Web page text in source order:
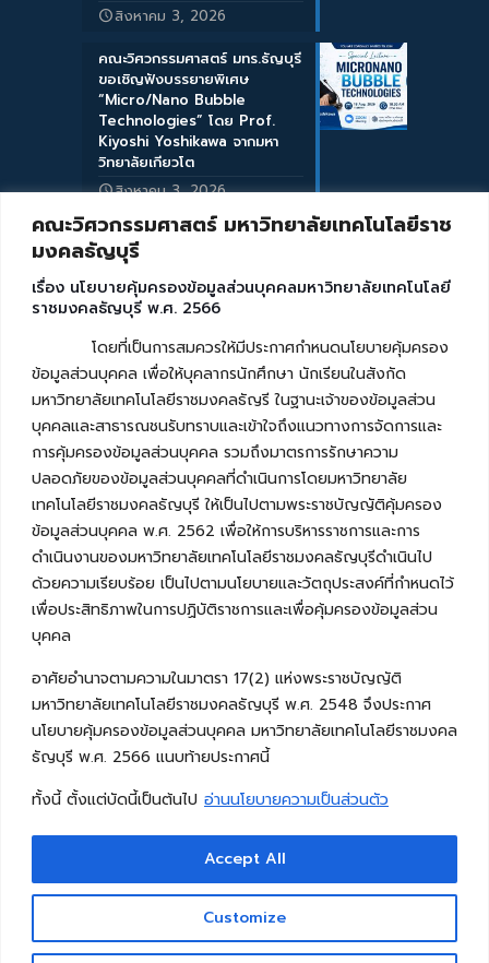
คณะวิศวกรรมศาสตร์ มหาวิทยาลัยเทคโนโลยีราช
มงคลธัญบุรี
เรื่อง นโยบายคุ้มครองข้อมูลส่วนบุคคลมหาวิทยาลัยเทคโนโลยี
ราชมงคลธัญบุรี พ.ศ. 2566
โดยที่เป็นการสมควรให้มีประกาศกำหนดนโยบายคุ้มครอง
ข้อมูลส่วนบุคคล เพื่อให้บุคลากรนักศึกษา นักเรียนในสังกัด
มหาวิทยาลัยเทคโนโลยีราชมงคลธัญรี ในฐานะเจ้าของข้อมูลส่วน
บุคคลและสาธารณชนรับทราบและเข้าใจถึงแนวทางการจัดการและ
การคุ้มครองข้อมูลส่วนบุคคล รวมถึงมาตรการรักษาความ
ปลอดภัยของข้อมูลส่วนบุคคลที่ดำเนินการโดยมหาวิทยาลัย
เทคโนโลยีราชมงคลธัญบุรี ให้เป็นไปตามพระราชบัญญัติคุ้มครอง
ข้อมูลส่วนบุคคล พ.ศ. 2562 เพื่อให้การบริหารราชการและการ
ดำเนินงานของมหาวิทยาลัยเทคโนโลยีราชมงคลธัญบุรีดำเนินไป
ด้วยความเรียบร้อย เป็นไปตามนโยบายและวัตถุประสงค์ที่กำหนดไว้
เพื่อประสิทธิภาพในการปฏิบัติราชการและเพื่อคุ้มครองข้อมูลส่วน
บุคคล
อาศัยอำนาจตามความในมาตรา 17(2) แห่งพระราชบัญญัติ
มหาวิทยาลัยเทคโนโลยีราชมงคลธัญบุรี พ.ศ. 2548 จึงประกาศ
นโยบายคุ้มครองข้อมูลส่วนบุคคล มหาวิทยาลัยเทคโนโลยีราชมงคล
ธัญบุรี พ.ศ. 2566 แนบท้ายประกาศนี้
ทั้งนี้ ตั้งแต่บัดนี้เป็นต้นไป อ่านนโยบายความเป็นส่วนตัว
Customize
Accept All
สิงหาคม 3, 2026
คณะวิศวกรรมศาสตร์ มทร.ธัญบุรี
ขอเชิญฟังบรรยายพิเศษ
“Micro/Nano Bubble
Technologies” โดย Prof.
Kiyoshi Yoshikawa จากมหา
วิทยาลัยเกียวโต
สิงหาคม 3, 2026
Copyright © 2026 คณะวิศวกรรมศาสตร์ มหาวิทยาลัย
เทคโนโลยีราชมงคลธัญบุรี